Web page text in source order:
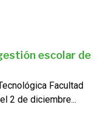
escolar de
Facultad
2 de diciembre...